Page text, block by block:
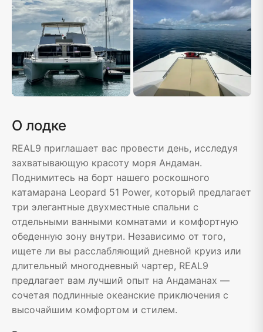
О лодке
REAL9 приглашает вас провести день, исследуя
захватывающую красоту моря Андаман.
Поднимитесь на борт нашего роскошного
катамарана Leopard 51 Power, который предлагает
три элегантные двухместные спальни с
отдельными ванными комнатами и комфортную
обеденную зону внутри. Независимо от того,
ищете ли вы расслабляющий дневной круиз или
длительный многодневный чартер, REAL9
предлагает вам лучший опыт на Андаманах —
сочетая подлинные океанские приключения с
высочайшим комфортом и стилем.